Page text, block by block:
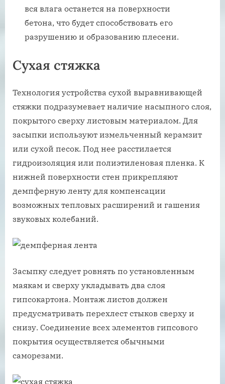
вся влага останется на поверхности
бетона, что будет способствовать его
разрушению и образованию плесени.
Сухая стяжка
Технология устройства сухой выравнивающей
стяжки подразумевает наличие насыпного слоя,
покрытого сверху листовым материалом. Для
засыпки используют измельченный керамзит
или сухой песок. Под нее расстилается
гидроизоляция или полиэтиленовая пленка. К
нижней поверхности стен прикрепляют
демпферную ленту для компенсации
возможных тепловых расширений и гашения
звуковых колебаний.
Засыпку следует ровнять по установленным
маякам и сверху укладывать два слоя
гипсокартона. Монтаж листов должен
предусматривать перехлест стыков сверху и
снизу. Соединение всех элементов гипсового
покрытия осуществляется обычными
саморезами.